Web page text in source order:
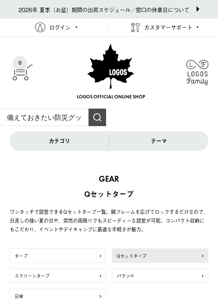
2026年 夏季（お盆）期間の出荷スケジュール／窓口の休業日について
ログイン カスタマーサポート
0
LOGOS OFFICIAL ONLINE SHOP
カテゴリ テーマ
GEAR
Qセットタープ
ワンタッチで設営できるQセットタープ一覧。脚フレームを広げてロックするだけなので、
日差しの強い夏の日や、突然の雨降りでもスピーディーな設営が可能。コンパクト収納に
もこだわり、イベントやデイキャンプに最適な手軽さが魅力。
タープ Qセットタープ
スクリーンタープ パラソル
日傘